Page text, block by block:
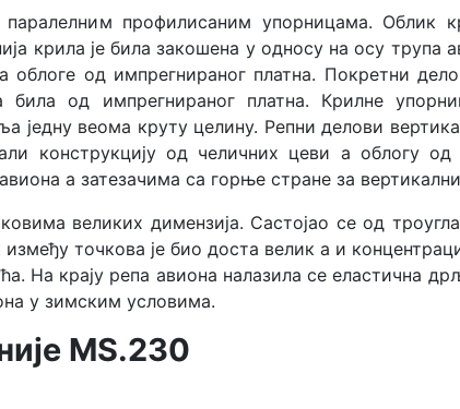
профилисаним упорницама. Облик
крила је била закошена у односу на осу трупа
од импрегнираног платна. Покретни
од импрегнираног платна. Крилне
једну веома круту целину. Репни делови
конструкцију од челичних цеви а облогу од
а затезачима са горње стране за
великих димензија. Састојао се од
точкова је био доста велик а и
На крају репа авиона налазила се еластична
у зимским условима.
MS.230